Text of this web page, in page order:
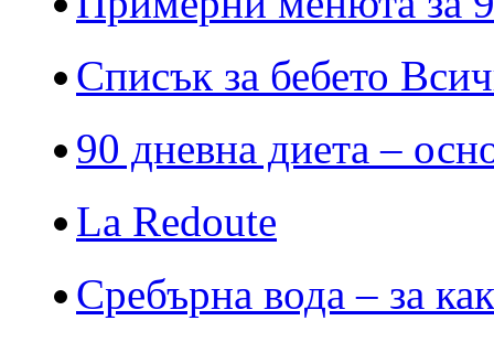
Списък за бебето
90 дневна диета –
La Redoute
Сребърна вода – за